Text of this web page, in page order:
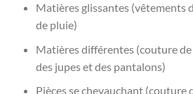
Matières glissantes (vêtements
de pluie)
Matières différentes (couture
des jupes et des pantalons)
Pièces se chevauchant (couture